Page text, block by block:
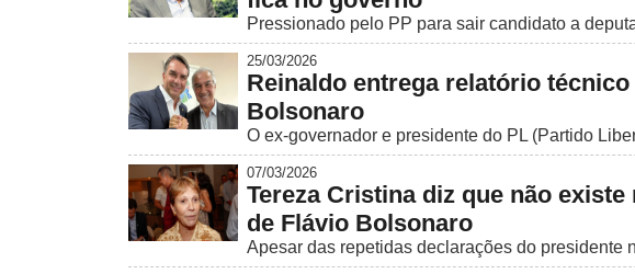
Pressionado pelo PP para sair candidato a
25/03/2026
Reinaldo entrega relatório
Bolsonaro
O ex-governador e presidente do PL (Partido
07/03/2026
Tereza Cristina diz que não
de Flávio Bolsonaro
Apesar das repetidas declarações do presidente